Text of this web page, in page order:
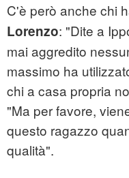
C'è però anche chi
Lorenzo: "Dite a
mai aggredito
massimo ha
chi a casa propria
"Ma per favore,
questo ragazzo
qualità".